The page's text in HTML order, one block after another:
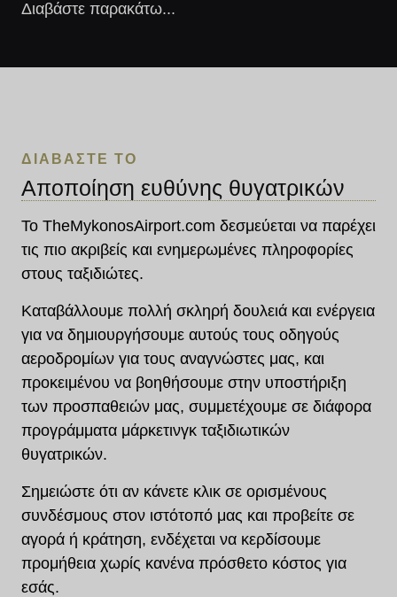
Διαβάστε παρακάτω...
ΔΙΑΒΆΣΤΕ ΤΟ
Αποποίηση ευθύνης θυγατρικών
Το TheMykonosAirport.com δεσμεύεται να παρέχει
τις πιο ακριβείς και ενημερωμένες πληροφορίες
στους ταξιδιώτες.
Καταβάλλουμε πολλή σκληρή δουλειά και ενέργεια
για να δημιουργήσουμε αυτούς τους οδηγούς
αεροδρομίων για τους αναγνώστες μας, και
προκειμένου να βοηθήσουμε στην υποστήριξη
των προσπαθειών μας, συμμετέχουμε σε διάφορα
προγράμματα μάρκετινγκ ταξιδιωτικών
θυγατρικών.
Σημειώστε ότι αν κάνετε κλικ σε ορισμένους
συνδέσμους στον ιστότοπό μας και προβείτε σε
αγορά ή κράτηση, ενδέχεται να κερδίσουμε
προμήθεια χωρίς κανένα πρόσθετο κόστος για
εσάς.